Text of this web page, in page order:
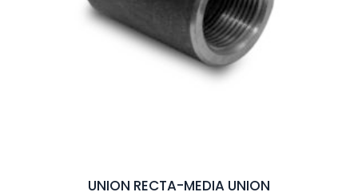
UNION RECTA-MEDIA UNION